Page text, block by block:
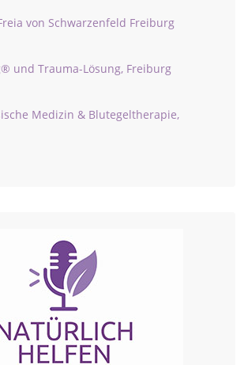
von Schwarzenfeld Freiburg
und Trauma-Lösung, Freiburg
Medizin & Blutegeltherapie,